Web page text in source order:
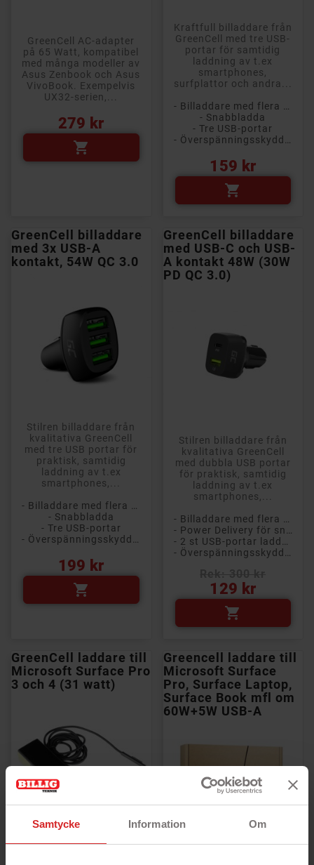
Samtycke Information Om
GreenCell AC-adapter
på 65 Watt, kompatibel
med många modeller av
Asus Zenbook och Asus
VivoBook. Exempelvis
UX32-serien,...
279 kr

Kraftfull billaddare från
GreenCell med tre USB-
portar för samtidig
laddning av t.ex
smartphones,
surfplattor och andra...
- Billaddare med flera USB-portar
- Snabbladda
- Tre USB-portar
- Överspänningsskydd, kortslutningsskydd
159 kr

GreenCell billaddare
med 3x USB-A
kontakt, 54W QC 3.0
Stilren billaddare från
kvalitativa GreenCell
med tre USB portar för
praktisk, samtidig
laddning av t.ex
smartphones,...
- Snabbladda
- Tre USB-portar
199 kr

GreenCell billaddare
med USB-C och USB-
A kontakt 48W (30W
PD QC 3.0)
Stilren billaddare från
kvalitativa GreenCell
med dubbla USB portar
för praktisk, samtidig
laddning av t.ex
smartphones,...
129 kr

GreenCell laddare till
Microsoft Surface Pro
3 och 4 (31 watt)
Greencell laddare till
Microsoft Surface
Pro, Surface Laptop,
Surface Book mfl om
60W+5W USB-A